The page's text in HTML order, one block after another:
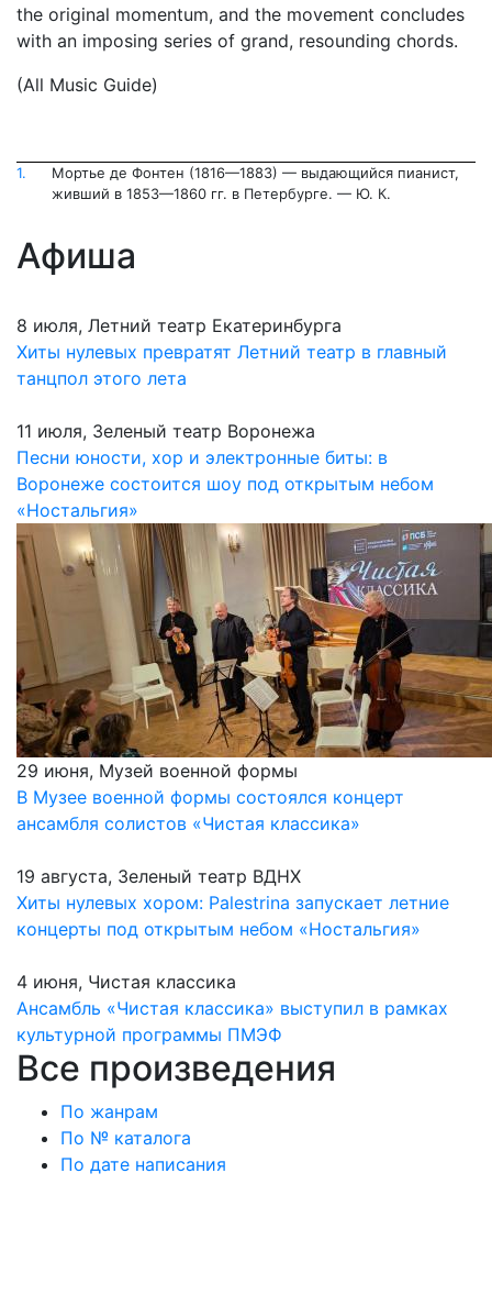
the original momentum, and the movement concludes
with an imposing series of grand, resounding chords.
(All Music Guide)
1.
Мортье де Фонтен (1816—1883) — выдающийся пианист,
живший в 1853—1860 гг. в Петербурге. — Ю. К.
Афиша
8 июля, Летний театр Екатеринбурга
Хиты нулевых превратят Летний театр в главный
танцпол этого лета
11 июля, Зеленый театр Воронежа
Песни юности, хор и электронные биты: в
Воронеже состоится шоу под открытым небом
«Ностальгия»
29 июня, Музей военной формы
В Музее военной формы состоялся концерт
ансамбля солистов «Чистая классика»
19 августа, Зеленый театр ВДНХ
Хиты нулевых хором: Palestrina запускает летние
концерты под открытым небом «Ностальгия»
4 июня, Чистая классика
Ансамбль «Чистая классика» выступил в рамках
культурной программы ПМЭФ
Все произведения
По жанрам
По № каталога
По дате написания